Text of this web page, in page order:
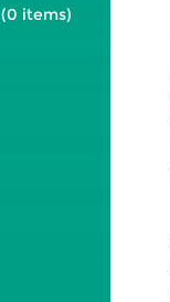
(0 items)